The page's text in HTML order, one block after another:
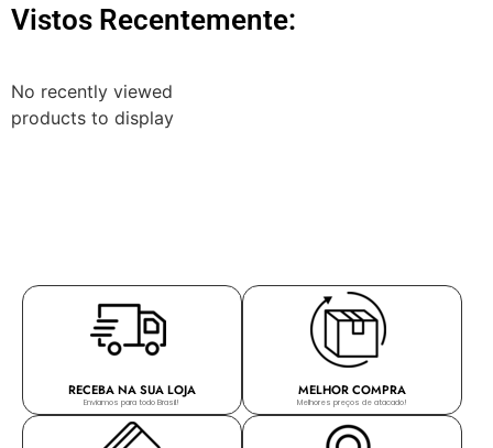
Vistos Recentemente:
No recently viewed
products to display
RECEBA NA SUA LOJA
Enviamos para todo Brasil!
MELHOR COMPRA
Melhores preços de atacado!